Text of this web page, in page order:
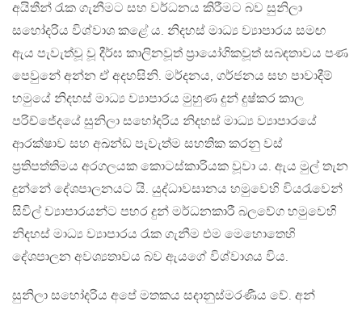
අයිතීන් රැක ගැනීමට සහ වර්ධනය කිරීමට බව සුනිලා
සහෝදරිය විශ්වාශ කළේ ය. නිදහස් මාධ්‍ය ව්‍යාපාරය සමඟ
ඇය පැවැත්වූ වූ දීර්ඝ කාලිනවූත් ප්‍රායෝගිකවූත් සබඳතාවය පණ
පෙවුනේ අන්න ඒ අදහසිනි. මර්දනය, ගර්ජනය සහ පාවාදීම්
හමුයේ නිදහස් මාධ්‍ය ව්‍යාපාරය මුහුණ දුන් දුෂ්කර කාල
පරිච්ජේදයේ සුනිලා සහෝදරිය නිදහස් මාධ්‍ය ව්‍යාපාරයේ
ආරක්ෂාව සහ අඛන්ඩ පැවැත්ම සහතික කරනු වස්
ප්‍රතිපත්තිමය අරගලයක කොටස්කාරියක වූවා ය. ඇය මුල් තැන
දුන්නේ දේශපාලනයට යි. යුද්ධාවසානය හමුවෙහි වියරැවෙන්
සිවිල් ව්‍යාපාරයන්ට පහර දුන් මර්ධනකාරී බලවේග හමුවෙහි
නිදහස් මාධ්‍ය ව්‍යාපාරය රැක ගැනීම එම මෙහොතෙහි
දේශපාලන අවශ්‍යතාවය බව ඇයගේ විශ්වාශය විය.
සුනිලා සහෝදරිය අපේ මතකය සදානුස්මරණීය වේ. අන්